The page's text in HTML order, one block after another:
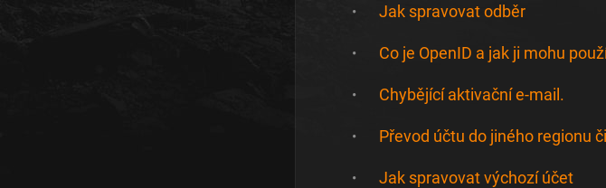
Jak spravovat odběr
Co je OpenID a jak ji mohu
Chybějící aktivační e-mail.
Převod účtu do jiného regionu
Jak spravovat výchozí účet